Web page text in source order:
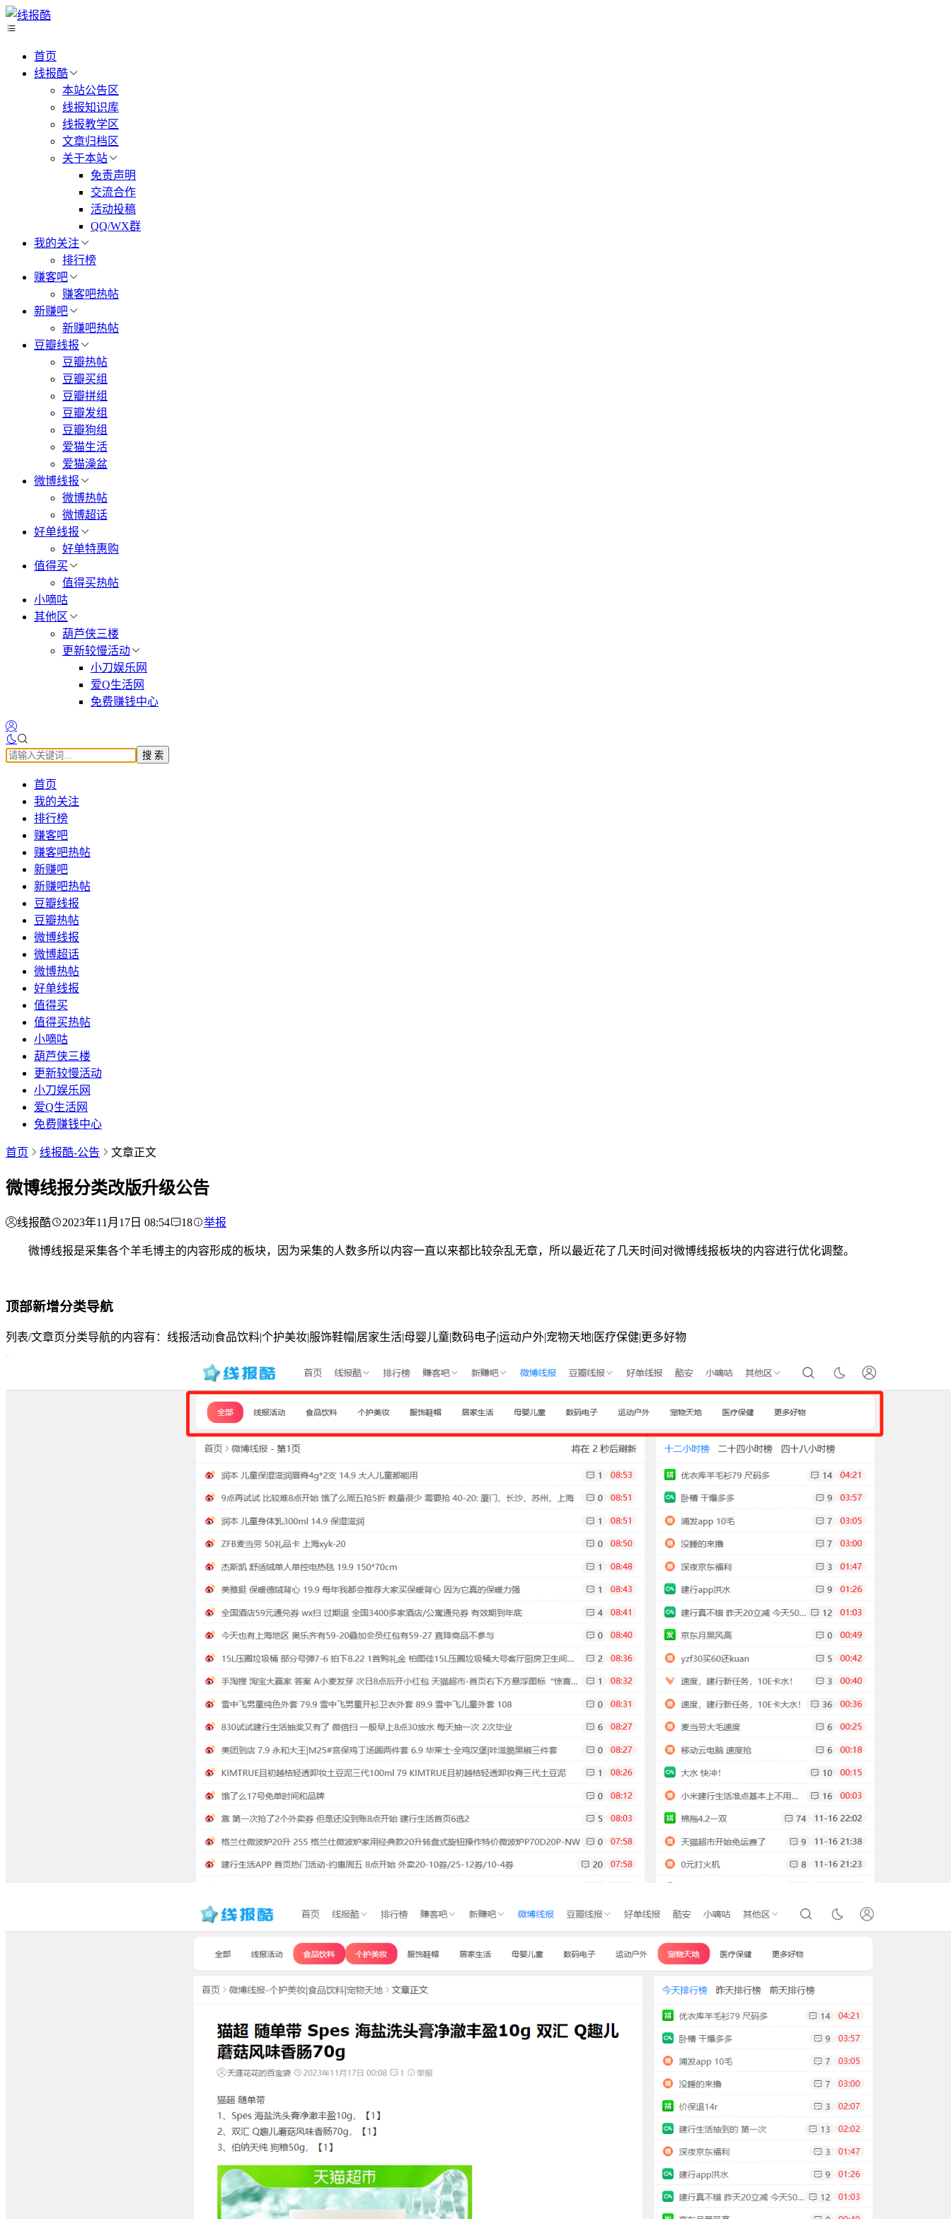
首页
线报酷
本站公告区
线报知识库
线报教学区
文章归档区
关于本站
免责声明
交流合作
活动投稿
QQ/WX群
我的关注
排行榜
赚客吧
赚客吧热帖
新赚吧
新赚吧热帖
豆瓣线报
豆瓣热帖
豆瓣买组
豆瓣拼组
豆瓣发组
豆瓣狗组
爱猫生活
爱猫澡盆
微博线报
微博热帖
微博超话
好单线报
好单特惠购
值得买
值得买热帖
小嘀咕
其他区
葫芦侠三楼
更新较慢活动
小刀娱乐网
爱Q生活网
免费赚钱中心
搜 索
首页
我的关注
排行榜
赚客吧
赚客吧热帖
新赚吧
新赚吧热帖
豆瓣线报
豆瓣热帖
微博线报
微博超话
微博热帖
好单线报
值得买
值得买热帖
小嘀咕
葫芦侠三楼
更新较慢活动
小刀娱乐网
爱Q生活网
免费赚钱中心
首页 线报酷-公告 文章正文
微博线报分类改版升级公告
线报酷 2023年11月17日 08:54 18 举报
微博线报是采集各个羊毛博主的内容形成的板块，因为采集的人数多所以内容一直以来都比较杂乱无章，所以最近花了几天时间对微博线报板块的内容进行优化调整。
顶部新增分类导航
列表/文章页分类导航的内容有：线报活动|食品饮料|个护美妆|服饰鞋帽|居家生活|母婴儿童|数码电子|运动户外|宠物天地|医疗保健|更多好物